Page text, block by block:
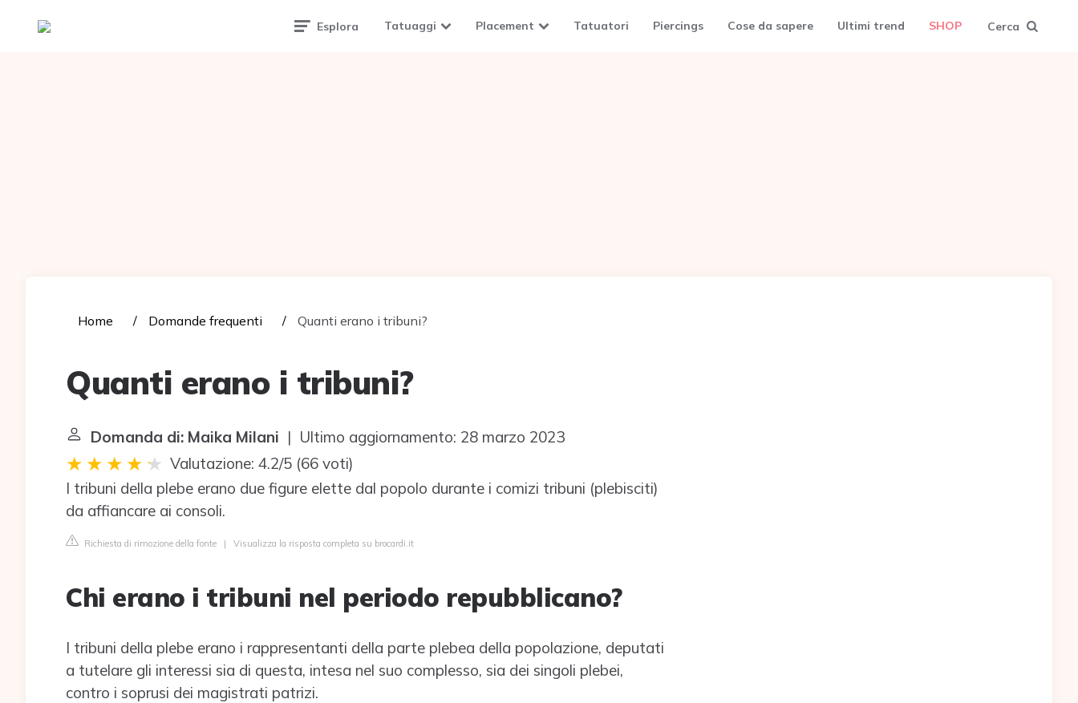
Tattoomuse.it Esplora Tatuaggi Placement Tatuatori Piercings Cose da sapere Ultimi trend SHOP Cerca
Home Domande frequenti Quanti erano i tribuni?
Quanti erano i tribuni?
Domanda di: Maika Milani | Ultimo aggiornamento: 28 marzo 2023
Valutazione: 4.2/5 (66 voti)
I tribuni della plebe erano due figure elette dal popolo durante i comizi tribuni (plebisciti)
da affiancare ai consoli.
Richiesta di rimozione della fonte | Visualizza la risposta completa su brocardi.it
Chi erano i tribuni nel periodo repubblicano?
I tribuni della plebe erano i rappresentanti della parte plebea della popolazione, deputati
a tutelare gli interessi sia di questa, intesa nel suo complesso, sia dei singoli plebei,
contro i soprusi dei magistrati patrizi.